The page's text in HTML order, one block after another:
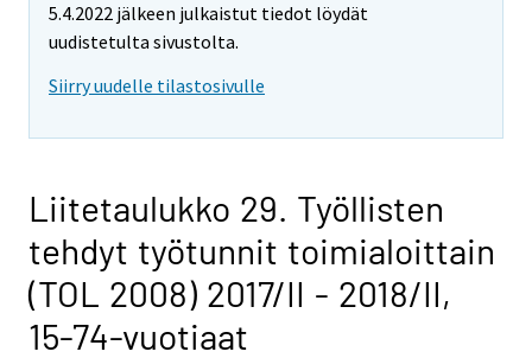
5.4.2022 jälkeen julkaistut tiedot löydät
uudistetulta sivustolta.
Siirry uudelle tilastosivulle
Liitetaulukko 29. Työllisten
tehdyt työtunnit toimialoittain
(TOL 2008) 2017/II - 2018/II,
15-74-vuotiaat